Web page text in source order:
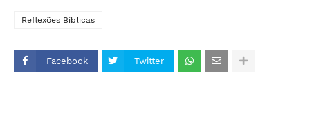
Reflexões Bíblicas
Facebook Twitter